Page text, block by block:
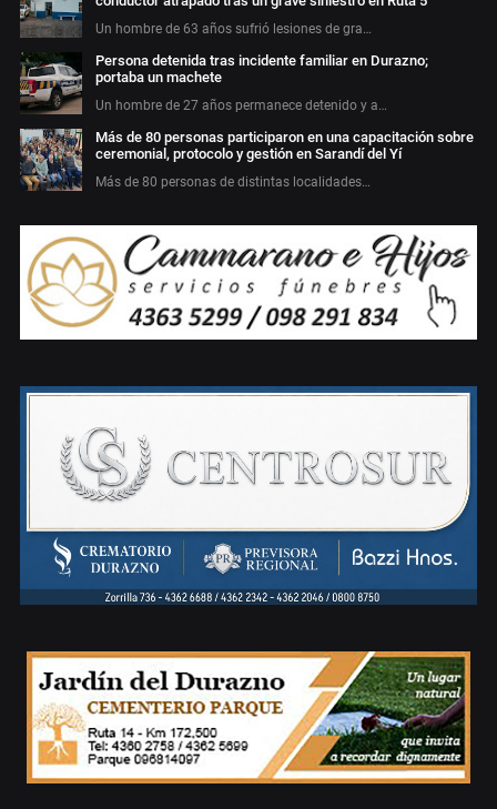
Un hombre de 63 años sufrió lesiones de gra…
Persona detenida tras incidente familiar en Durazno;
portaba un machete
Un hombre de 27 años permanece detenido y a…
Más de 80 personas participaron en una capacitación sobre
ceremonial, protocolo y gestión en Sarandí del Yí
Más de 80 personas de distintas localidades…